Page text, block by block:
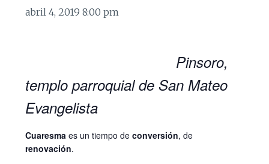
abril 4, 2019 8:00 pm
Pinsoro,
templo parroquial de San Mateo
Evangelista
Cuaresma es un tiempo deconversión, de
renovación.